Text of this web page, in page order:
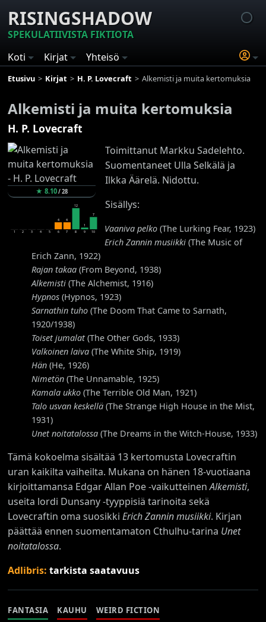
RISINGSHADOW
SPEKULATIIVISTA FIKTIOTA
Koti
Kirjat Yhteisö
Etusivu Kirjat H. P. Lovecraft Alkemisti ja muita kertomuksia
Alkemisti ja muita kertomuksia
H. P. Lovecraft
★8.10/28
1 2 3 4 5
4
6
4
7
12
8
1
9
7
10
Toimittanut Markku Sadelehto.
Suomentaneet Ulla Selkälä ja
Ilkka Äärelä. Nidottu.
Sisällys:
Vaaniva pelko(The Lurking Fear, 1923)
Erich Zannin musiikki(The Music of
Erich Zann, 1922)
Rajan takaa (From Beyond, 1938)
Alkemisti (The Alchemist, 1916)
Hypnos (Hypnos, 1923)
Sarnathin tuho (The Doom That Came to Sarnath,
1920/1938)
Toiset jumalat(The Other Gods, 1933)
Valkoinen laiva (The White Ship, 1919)
Hän (He, 1926)
Nimetön (The Unnamable, 1925)
Kamala ukko (The Terrible Old Man, 1921)
Talo usvan keskellä (The Strange High House in the Mist,
1931)
Unet noitatalossa (The Dreams in the Witch-House, 1933)
Tämä kokoelma sisältää 13 kertomusta Lovecraftin
uran kaikilta vaiheilta. Mukana on hänen 18-vuotiaana
kirjoittamansa Edgar Allan Poe -vaikutteinenAlkemisti,
useita lordi Dunsany -tyyppisiä tarinoita sekä
Lovecraftin oma suosikkiErich Zannin musiikki. Kirjan
päättää ennen suomentamaton Cthulhu-tarina Unet
noitatalossa.
Adlibris:tarkista saatavuus
FANTASIA KAUHU WEIRD FICTION